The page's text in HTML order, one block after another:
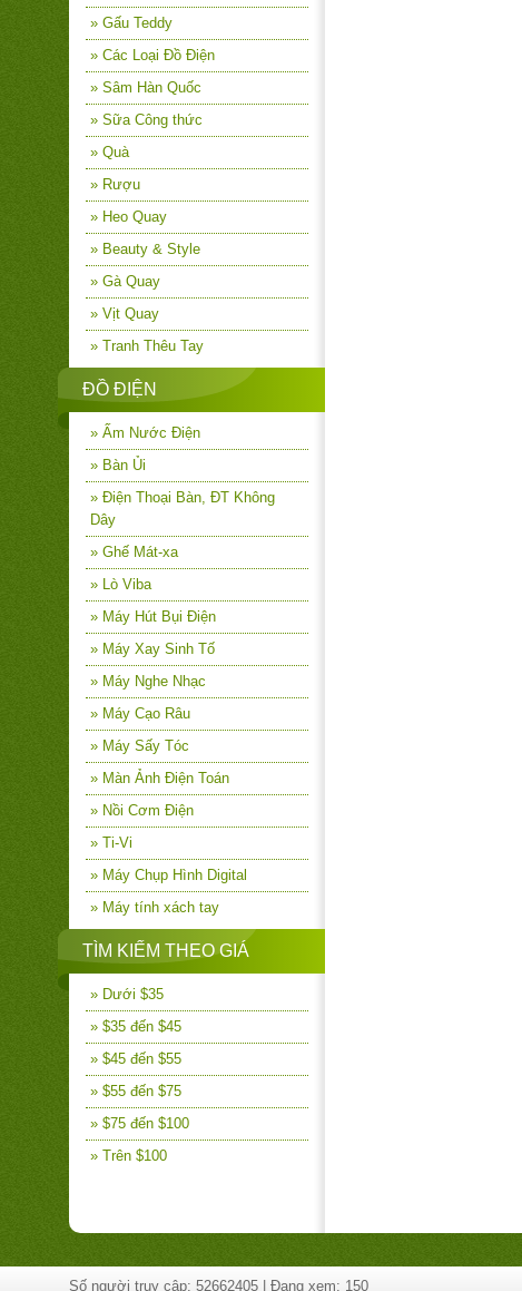
» Gấu Teddy
» Các Loại Đồ Điện
» Sâm Hàn Quốc
» Sữa Công thức
» Quà
» Rượu
» Heo Quay
» Beauty & Style
» Gà Quay
» Vịt Quay
» Tranh Thêu Tay
ĐỒ ĐIỆN
» Ấm Nước Điện
» Bàn Ủi
» Điện Thoại Bàn, ĐT Không
Dây
» Ghế Mát-xa
» Lò Viba
» Máy Hút Bụi Điện
» Máy Xay Sinh Tố
» Máy Nghe Nhạc
» Máy Cạo Râu
» Máy Sấy Tóc
» Màn Ảnh Điện Toán
» Nồi Cơm Điện
» Ti-Vi
» Máy Chụp Hình Digital
» Máy tính xách tay
TÌM KIẾM THEO GIÁ
» Dưới $35
» $35 đến $45
» $45 đến $55
» $55 đến $75
» $75 đến $100
» Trên $100
Số người truy cập: 52662405 | Đang xem: 150